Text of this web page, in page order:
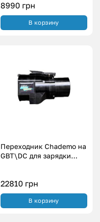
кВт.|32А)
8990 грн
В корзину
Переходник Chademo на
GBT\DC для зарядки
22810 грн
В корзину